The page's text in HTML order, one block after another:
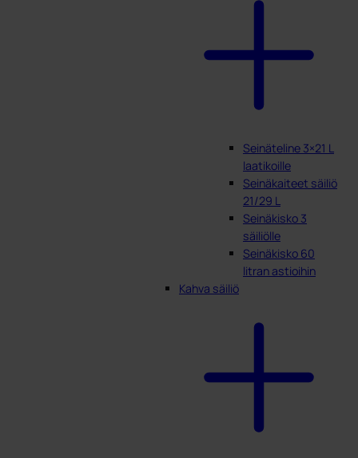
Seinäteline 3×21 L
laatikoille
Seinäkaiteet säiliö
21/29 L
Seinäkisko 3
säiliölle
Seinäkisko 60
litran astioihin
Kahva säiliö